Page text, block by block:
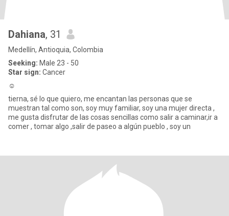
Dahiana, 31
Medellín, Antioquia, Colombia
Seeking: Male 23 - 50
Star sign: Cancer
☺
tierna, sé lo que quiero, me encantan las personas que se
muestran tal como son, soy muy familiar, soy una mujer directa ,
me gusta disfrutar de las cosas sencillas como salir a caminar,ir a
comer , tomar algo ,salir de paseo a algún pueblo , soy un